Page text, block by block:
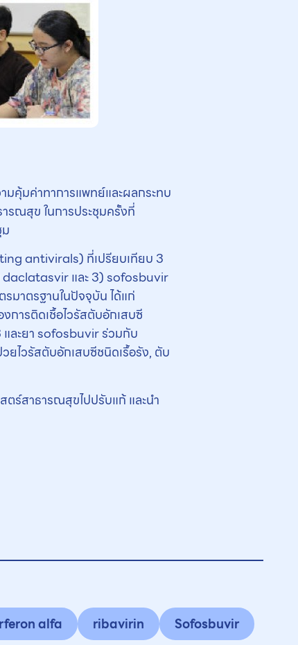
คุ้มค่าทาการแพทย์และผลกระทบ
รณสุข ในการประชุมครั้งที่
antivirals) ที่เปรียบเทียบ 3
และ 3) sofosbuvir
าตรฐานในปัจจุบัน ได้แก่
ารติดเชื้อไวรัสตับอักเสบซี
ละยา sofosbuvir ร่วมกับ
ไวรัสตับอักเสบซีชนิดเรื้อรัง, ตับ
ตร์สาธารณสุขไปปรับแก้ และนำ
alfa ribavirin
Sofosbuvir